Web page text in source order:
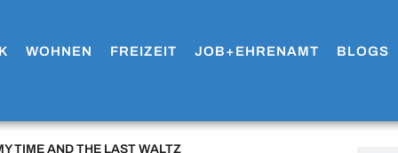
WOHNEN FREIZEIT JOB+EHRENAMT BLOGS
TIME AND THE LAST WALTZ